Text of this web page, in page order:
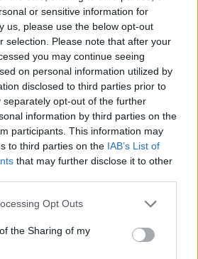
or sensitive information for
us, please use the below opt-out
selection. Please note that after your
you may continue seeing
on personal information utilized by
disclosed to third parties prior to
separately opt-out of the further
information by third parties on the
participants. This information may
to third parties on the IAB’s List of
that may further disclose it to other
Opt Outs
the Sharing of my
japonica: Η Camellia
ονομάζεται
επειδή ανθίζει από
τον Μάρτιο και είναι ικανό
από το χιόνι. Συμβάλλει
των επιπτώσεων της
αντιοξειδωτικές του
τις ελεύθερες ρίζες (ROS)
του κολλαγόνου.
(μετά από 28 ημέρες):